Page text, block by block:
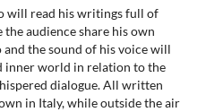
will read his writings full of
audience share his own
the sound of his voice will
inner world in relation to the
dialogue. All written
in Italy, while outside the air